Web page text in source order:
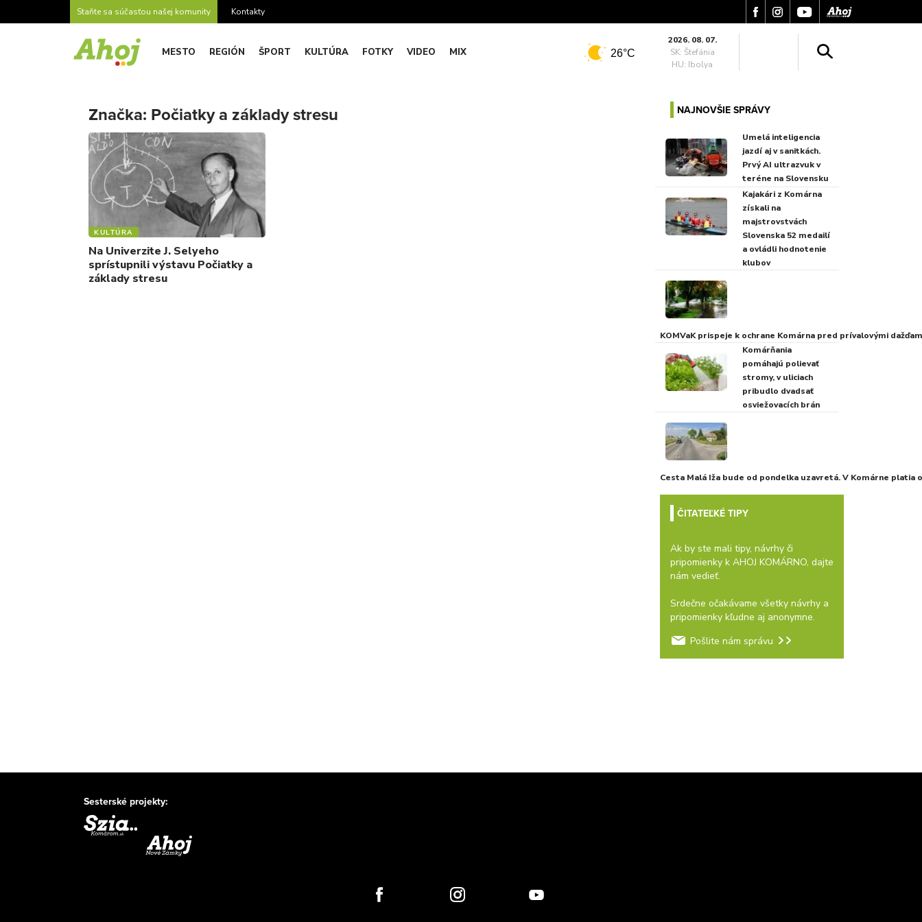
Staňte sa súčasťou našej komunity Kontakty
MESTO REGIÓN ŠPORT KULTÚRA FOTKY VIDEO MIX 26°C
2026. 08. 07.
SK: Štefánia
HU: Ibolya
Značka: Počiatky a základy stresu
KULTÚRA
Na Univerzite J. Selyeho
sprístupnili výstavu Počiatky a
základy stresu
NAJNOVŠIE SPRÁVY
Umelá inteligencia
jazdí aj v sanitkách.
Prvý AI ultrazvuk v
teréne na Slovensku
Kajakári z Komárna
získali na
majstrovstvách
Slovenska 52 medailí
a ovládli hodnotenie
klubov
KOMVaK prispeje k ochrane Komárna pred prívalovými
Komárňania
pomáhajú polievať
stromy, v uliciach
pribudlo dvadsať
osviežovacích brán
Cesta Malá Iža bude od pondelka uzavretá. V Komárne platia
ČITATEĽKÉ TIPY
Ak by ste mali tipy, návrhy či
pripomienky k AHOJ KOMÁRNO, dajte
nám vedieť.
Srdečne očakávame všetky návrhy a
pripomienky kľudne aj anonymne.
Pošlite nám správu
Sesterské projekty: